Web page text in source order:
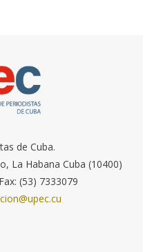
de Cuba.
La Habana Cuba (10400)
(53) 7333079